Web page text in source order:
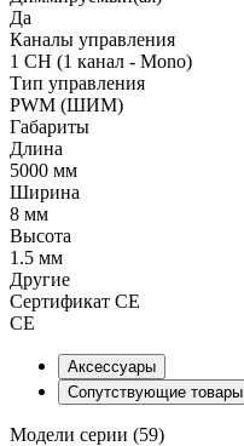
Да
Каналы управления
1 CH (1 канал - Mono)
Тип управления
PWM (ШИМ)
Габариты
Длина
5000 мм
Ширина
8 мм
Высота
1.5 мм
Другие
Сертификат CE
CE
Аксессуары
Сопутствующие товары
Модели серии (59)